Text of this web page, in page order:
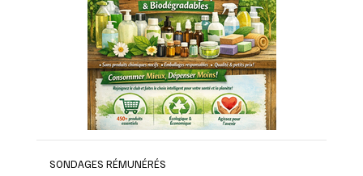
SONDAGES RÉMUNÉRÉS